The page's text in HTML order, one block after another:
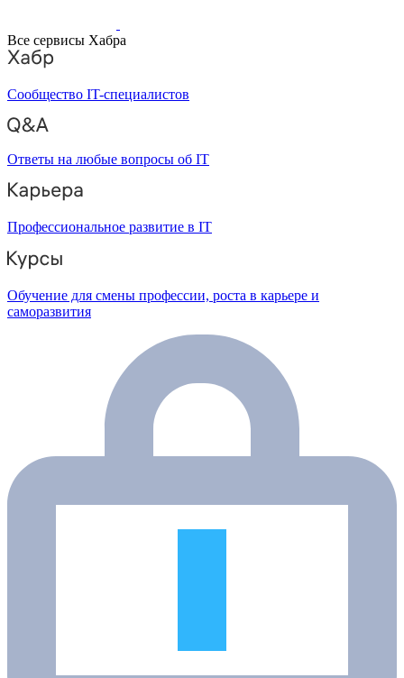
Все сервисы Хабра
Сообщество IT-специалистов
Ответы на любые вопросы об IT
Профессиональное развитие в IT
Обучение для смены профессии, роста в карьере и
саморазвития